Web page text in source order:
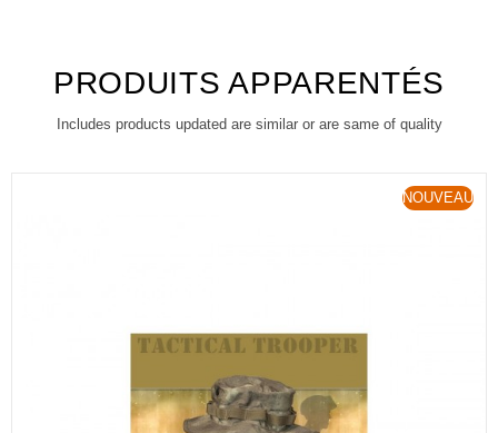
PRODUITS APPARENTÉS
Includes products updated are similar or are same of quality
NOUVEAU